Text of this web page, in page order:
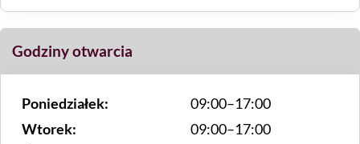
Godziny otwarcia
Poniedziałek:
09:00–17:00
Wtorek:
09:00–17:00